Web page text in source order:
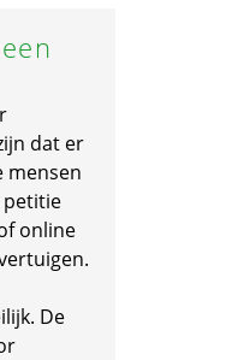
dat er
mensen
petitie
online
De